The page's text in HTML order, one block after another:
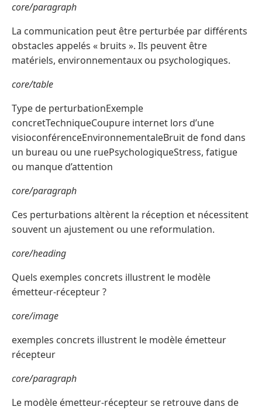
core/paragraph
La communication peut être perturbée par différents
obstacles appelés « bruits ». Ils peuvent être
matériels, environnementaux ou psychologiques.
core/table
Type de perturbationExemple
concretTechniqueCoupure internet lors d’une
visioconférenceEnvironnementaleBruit de fond dans
un bureau ou une ruePsychologiqueStress, fatigue
ou manque d’attention
core/paragraph
Ces perturbations altèrent la réception et nécessitent
souvent un ajustement ou une reformulation.
core/heading
Quels exemples concrets illustrent le modèle
émetteur-récepteur ?
core/image
exemples concrets illustrent le modèle émetteur
récepteur
core/paragraph
Le modèle émetteur-récepteur se retrouve dans de